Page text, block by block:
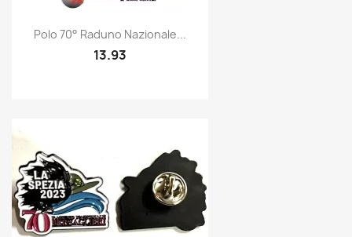
Quick view
Polo 70° Raduno Nazionale...
13.93